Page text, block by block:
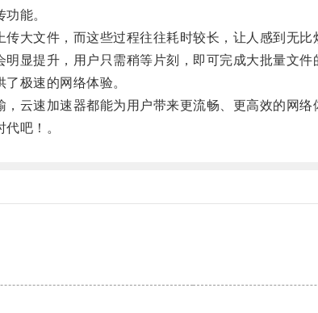
能。
文件，而这些过程往往耗时较长，让人感到无比
提升，用户只需稍等片刻，即可完成大批量文件
极速的网络体验。
速加速器都能为用户带来更流畅、更高效的网络
吧！。